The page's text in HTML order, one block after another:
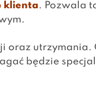
klienta. Pozwala
oraz
będzie